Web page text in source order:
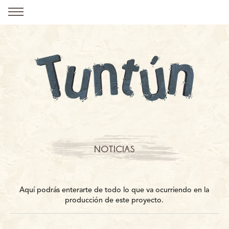
NOTICIAS
Aquí podrás enterarte de todo lo que va ocurriendo en la
producción de este proyecto.